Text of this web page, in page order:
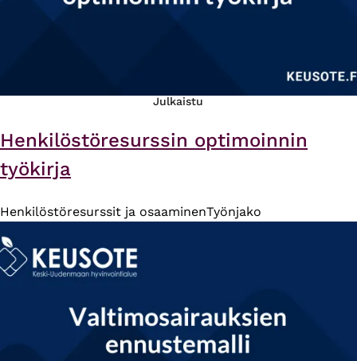
Julkaistu
Henkilöstöresurssin optimoinnin
työkirja
Henkilöstöresurssit ja osaaminenTyönjako